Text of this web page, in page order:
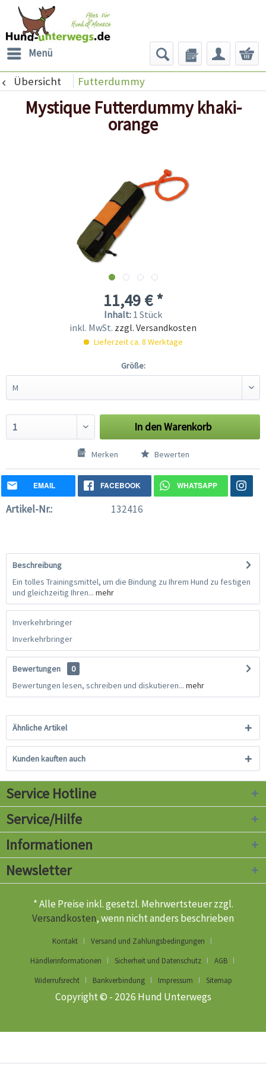
Menü
Übersicht Futterdummy
Mystique Futterdummy khaki-
orange
11,49 € *
Inhalt: 1 Stück
inkl. MwSt. zzgl. Versandkosten
Lieferzeit ca. 8 Werktage
Größe:
In denWarenkorb
Merken Bewerten
EMAIL FACEBOOK WHATSAPP
Artikel-Nr.: 132416
Beschreibung
Ein tolles Trainingsmittel, um die Bindung zu Ihrem Hund zu festigen
und gleichzeitig Ihren... mehr
Inverkehrbringer
Inverkehrbringer
Bewertungen
0
Bewertungen lesen, schreiben und diskutieren... mehr
Ähnliche Artikel
Kunden kauften auch
Service Hotline
Service/Hilfe
Informationen
Newsletter
* Alle Preise inkl. gesetzl. Mehrwertsteuer zzgl.
Versandkosten, wenn nicht anders beschrieben
Kontakt
Versand und Zahlungsbedingungen
Händlerinformationen
Sicherheit und Datenschutz
AGB
Widerrufsrecht
Bankverbindung Impressum Sitemap
Copyright © - 2026 Hund Unterwegs